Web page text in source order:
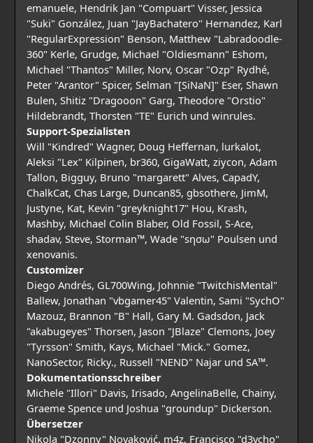
emanuele, Hendrik Jan "Compuart" Visser, Jessica
"Suki" González, Juan "JayBachatero" Hernandez, Karl
"RegularExpression" Benson, Matthew "Labradoodle-
360" Kerle, Grudge, Michael "Oldiesmann" Eshom,
Michael "Thantos" Miller, Norv, Oscar "Ozp" Rydhé,
Peter "Arantor" Spicer, Selman "[SiNaN]" Eser, Shawn
Bulen, Shitiz "Dragooon" Garg, Theodore "Orstio"
Hildebrandt, Thorsten "TE" Eurich und winrules.
Support-Spezialisten
Will "Kindred" Wagner, Doug Heffernan, lurkalot,
Aleksi "Lex" Kilpinen, br360, GigaWatt, ziycon, Adam
Tallon, Bigguy, Bruno "margarett" Alves, CapadY,
ChalkCat, Chas Large, Duncan85, gbsothere, JimM,
Justyne, Kat, Kevin "greyknight17" Hou, Krash,
Mashby, Michael Colin Blaber, Old Fossil, S-Ace,
shadav, Steve, Storman™, Wade "sησω" Poulsen und
xenovanis.
Customizer
Diego Andrés, GL700Wing, Johnnie "TwitchisMental"
Ballew, Jonathan "vbgamer45" Valentin, Sami "SychO"
Mazouz, Brannon "B" Hall, Gary M. Gadsdon, Jack
"akabugeyes" Thorsen, Jason "JBlaze" Clemons, Joey
"Tyrsson" Smith, Kays, Michael "Mick." Gomez,
NanoSector, Ricky., Russell "NEND" Najar und SA™.
Dokumentationsschreiber
Michele "Illori" Davis, Irisado, AngelinaBelle, Chainy,
Graeme Spence und Joshua "groundup" Dickerson.
Übersetzer
Nikola "Dzonny" Novaković, m4z, Francisco "d3vcho"